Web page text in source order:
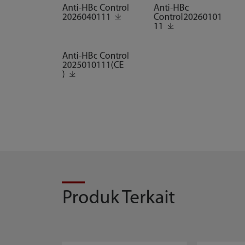
Anti-HBc Control
2026040111
Anti-HBc
Control20260101
11
Anti-HBc Control
2025010111(CE
)
Produk Terkait